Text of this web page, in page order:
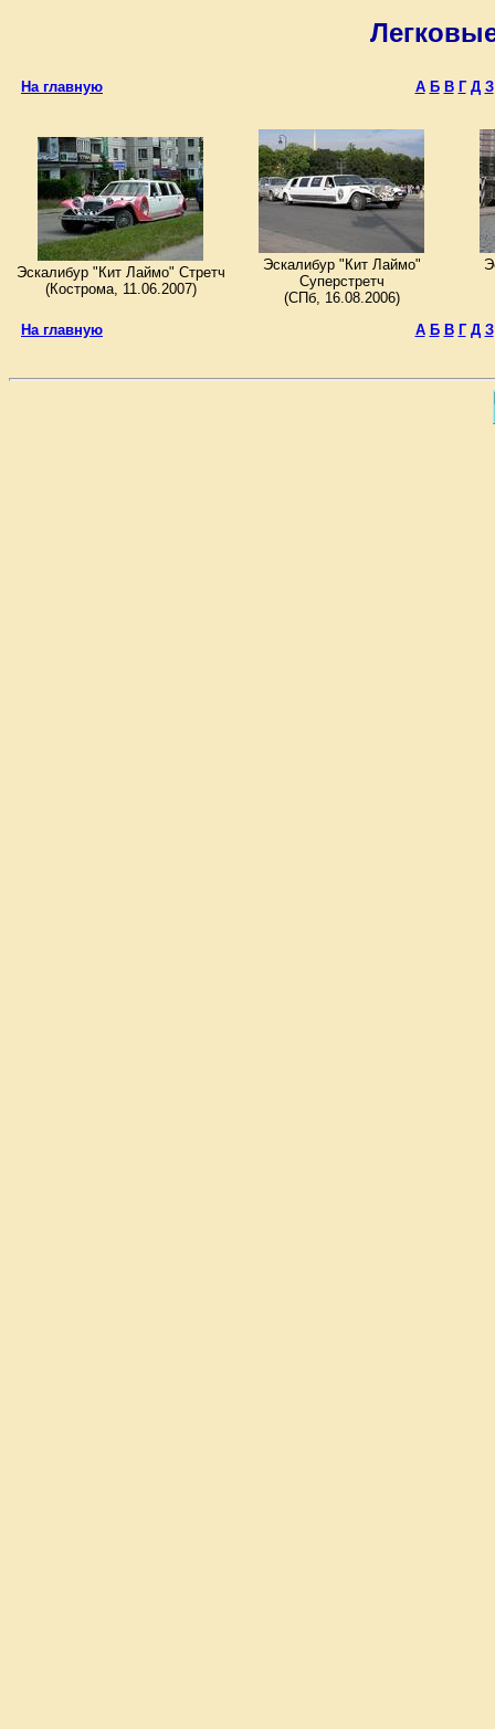
Эскалибур "Кит Лаймо" Стретч
(Кострома, 11.06.2007)
Эскалибур "Кит Лаймо"
Суперстретч
(СПб, 16.08.2006)